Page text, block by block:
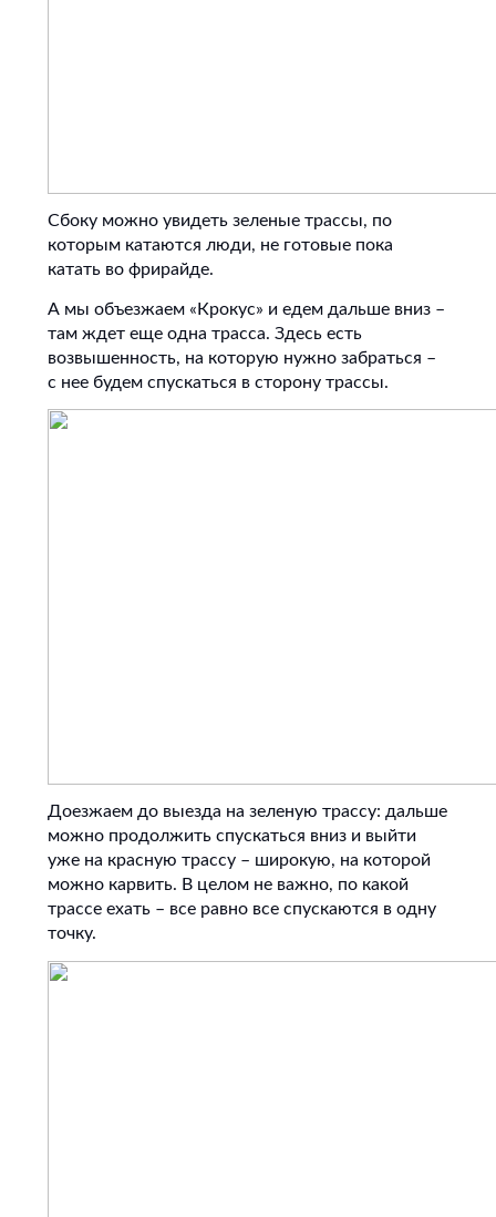
Сбоку можно увидеть зеленые трассы, по
которым катаются люди, не готовые пока
катать во фрирайде.
А мы объезжаем «Крокус» и едем дальше вниз –
там ждет еще одна трасса. Здесь есть
возвышенность, на которую нужно забраться –
с нее будем спускаться в сторону трассы.
Доезжаем до выезда на зеленую трассу: дальше
можно продолжить спускаться вниз и выйти
уже на красную трассу – широкую, на которой
можно карвить. В целом не важно, по какой
трассе ехать – все равно все спускаются в одну
точку.